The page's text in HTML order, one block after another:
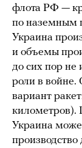
флота РФ —
по наземным
Украина
и объемы
до сих пор не
роли в войне.
вариант
километров).
Украина